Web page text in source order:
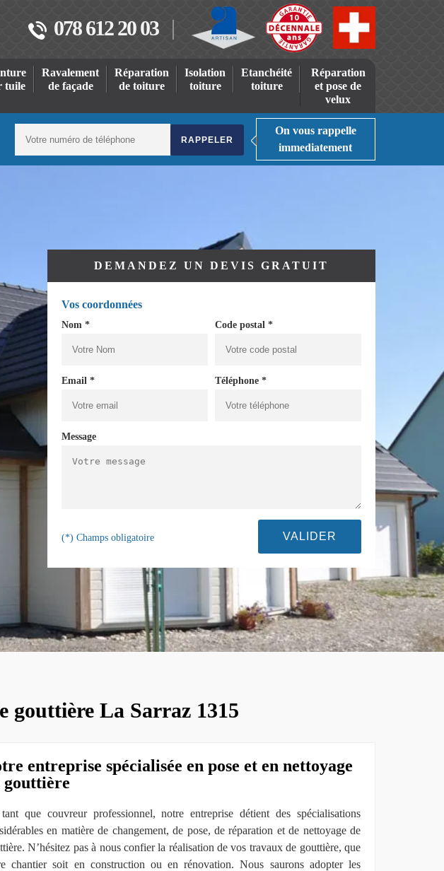
078 612 20 03
tuile
Ravalement
de façade
Réparation
de toiture
Isolation
toiture
Etanchéité
toiture
Réparation
et pose de
velux
On vous rappelle
immediatement
DEMANDEZ UN DEVIS GRATUIT
Vos coordonnées
Nom * Code postal *
Email * Téléphone *
Message
(*) Champs obligatoire
gouttière La Sarraz 1315
entreprise spécialisée en pose et en nettoyage
gouttière
que couvreur professionnel, notre entreprise détient des spécialisations
en matière de changement, de pose, de réparation et de nettoyage de
N’hésitez pas à nous confier la réalisation de vos travaux de gouttière, que
chantier soit en construction ou en rénovation. Nous saurons adopter les